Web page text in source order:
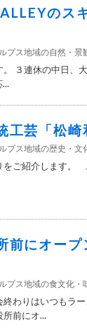
のス
プス地域の自然・景
３連休の中日、
工芸「松
プス地域の歴史・文
をご紹介します。
前にオー
プス地域の食文化・
終わりはいつもラ
前にオ...